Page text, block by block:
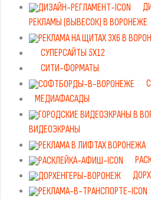
РЕКЛАМЫ (ВЫВЕСОК) В ВОРОНЕЖЕ
СУПЕРСАЙТЫ 5Х12
СИТИ-ФОРМАТЫ
МЕДИАФАСАДЫ
ВИДЕОЭКРАНЫ